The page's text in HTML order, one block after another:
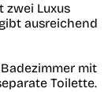
zwei Luxus
ausreichend
mit
Toilette.